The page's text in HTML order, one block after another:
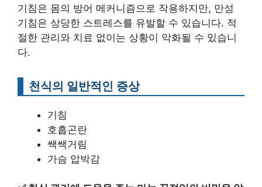
기침은 몸의 방어 메커니즘으로 작용하지만, 만성
기침은 상당한 스트레스를 유발할 수 있습니다. 적
절한 관리와 치료 없이는 상황이 악화될 수 있습니
다.
천식의 일반적인 증상
기침
호흡곤란
쌕쌕거림
가슴 압박감